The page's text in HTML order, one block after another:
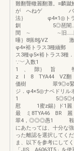
難翻聾轍麗翻灘。≡麟
が へねゲ バ灘障
法｝ φ4×1◎トラ
釧 5◎琶闇…1
閏 ∼ ∼旧……岡……
唾｝8猟
φ4×裕トラス3種
ス3種φ5×裕トラス3
∵﹀入数1
1 、 隙｝ 旨 轡Z
z l 8 TYA44 VZ翻
価樹 翠9◎o緊噸，
ジ．φ4×5◎ナベド
1 5◎5◎色l l
慰 1蜜z錫｝ド1麗
最 ミ8TYA46
翠4，◎◎◎愚1 鞍
にあたっては、十分な
った離認を選択してく
ま、以下を参考にして